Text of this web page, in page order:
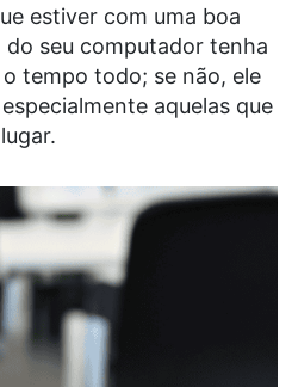
estiver com uma boa
do seu computador tenha
tempo todo; se não, ele
aquelas que